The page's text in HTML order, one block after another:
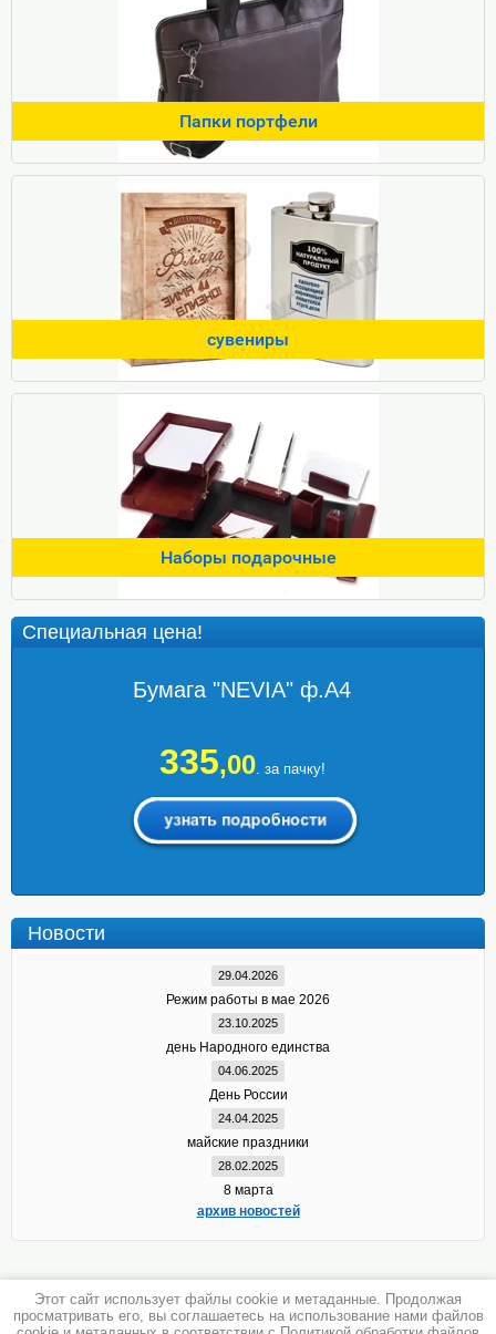
Специальная цена!
Бумага "NEVIA" ф.А4
335,00. за пачку!
Новости
29.04.2026
Режим работы в мае 2026
23.10.2025
день Народного единства
04.06.2025
День России
24.04.2025
майские праздники
28.02.2025
8 марта
архив новостей
Папки портфели
сувениры
Наборы подарочные
Этот сайт использует файлы cookie и метаданные. Продолжая
просматривать его, вы соглашаетесь на использование нами файлов